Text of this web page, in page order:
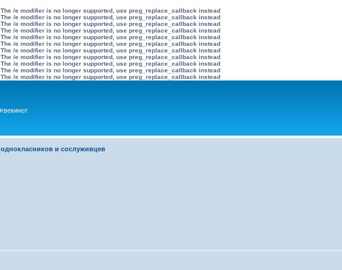
/e modifier is no longer supported, use preg_replace_callback instead
/e modifier is no longer supported, use preg_replace_callback instead
/e modifier is no longer supported, use preg_replace_callback instead
/e modifier is no longer supported, use preg_replace_callback instead
/e modifier is no longer supported, use preg_replace_callback instead
/e modifier is no longer supported, use preg_replace_callback instead
/e modifier is no longer supported, use preg_replace_callback instead
/e modifier is no longer supported, use preg_replace_callback instead
/e modifier is no longer supported, use preg_replace_callback instead
/e modifier is no longer supported, use preg_replace_callback instead
/e modifier is no longer supported, use preg_replace_callback instead
и сослуживцев